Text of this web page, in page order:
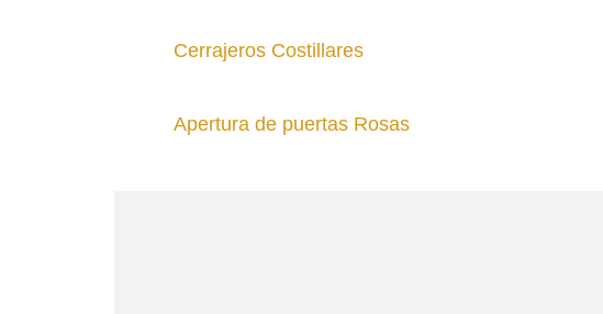
Cerrajeros Costillares
Apertura de puertas Rosas